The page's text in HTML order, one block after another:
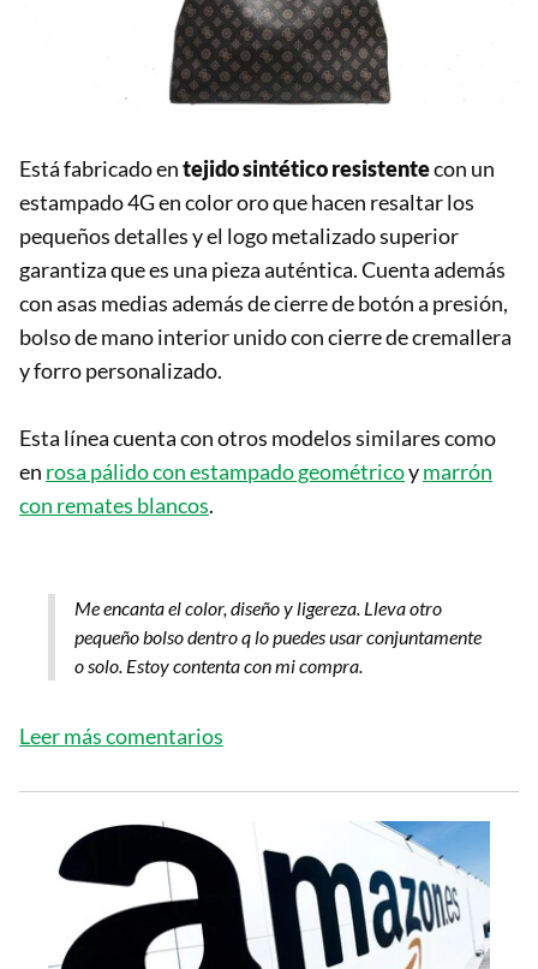
Está fabricado entejido sintético resistentecon un
estampado 4G en color oro que hacen resaltar los
pequeños detalles y el logo metalizado superior
garantiza que es una pieza auténtica. Cuenta además
con asas medias además de cierre de botón a presión,
bolso de mano interior unido con cierre de cremallera
y forro personalizado.
Esta línea cuenta con otros modelos similares como
en rosa pálido con estampado geométricoymarrón
con remates blancos.
Me encanta el color, diseño y ligereza. Lleva otro
pequeño bolso dentro q lo puedes usar conjuntamente
o solo. Estoy contenta con mi compra.
Leer más comentarios